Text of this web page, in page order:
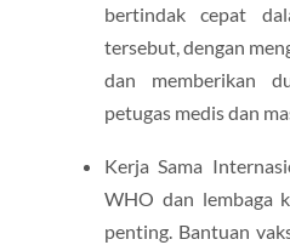
bertindak cepat
tersebut, dengan
dan memberikan
petugas medis dan
Kerja Sama
WHO dan lembaga
penting. Bantuan